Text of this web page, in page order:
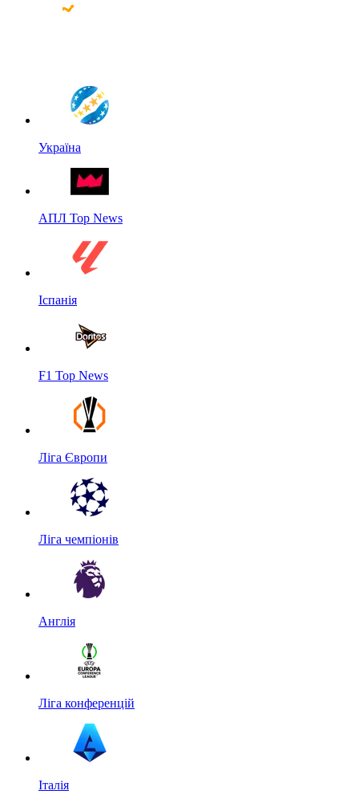
Україна
АПЛ Top News
Іспанія
F1 Top News
Ліга Європи
Ліга чемпіонів
Англія
Ліга конференцій
Італія